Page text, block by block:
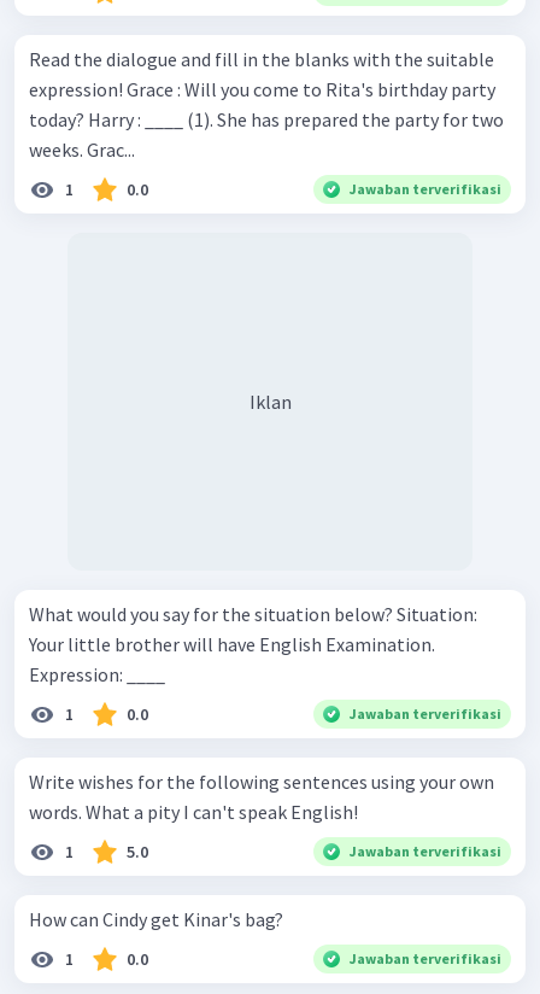
Read the dialogue and fill in the blanks with the suitable
expression! Grace : Will you come to Rita's birthday party
today? Harry : ____ (1). She has prepared the party for two
weeks. Grac...
1 0.0 Jawaban terverifikasi
Iklan
What would you say for the situation below? Situation:
Your little brother will have English Examination.
Expression: ____
1 0.0 Jawaban terverifikasi
Write wishes for the following sentences using your own
words. What a pity I can't speak English!
1 5.0 Jawaban terverifikasi
How can Cindy get Kinar's bag?
1 0.0 Jawaban terverifikasi